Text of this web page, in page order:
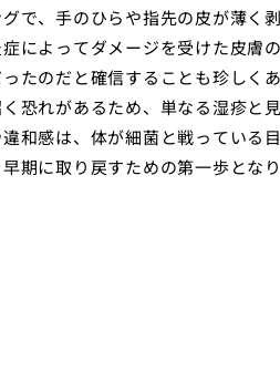
で、手のひらや指先の皮が薄く
によってダメージを受けた皮膚
たのだと確信することも珍しく
恐れがあるため、単なる湿疹と
和感は、体が細菌と戦っている
期に取り戻すための第一歩となり